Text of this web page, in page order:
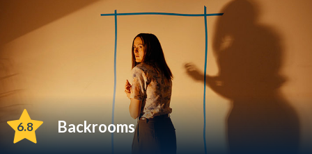
6.8 Backrooms